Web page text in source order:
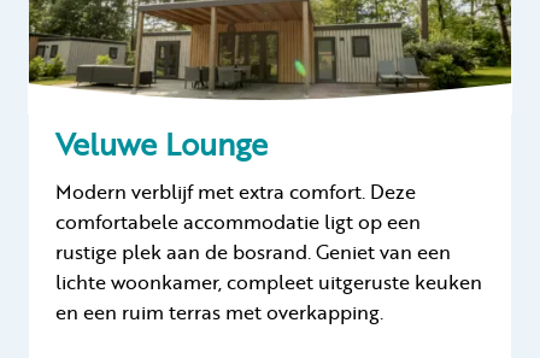
Veluwe Lounge
Modern verblijf met extra comfort. Deze
comfortabele accommodatie ligt op een
rustige plek aan de bosrand. Geniet van een
lichte woonkamer, compleet uitgeruste keuken
en een ruim terras met overkapping.